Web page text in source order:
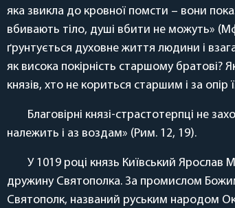
яка звикла до кровної помсти – вони
вбивають тіло, душі вбити не можуть»
ґрунтується духовне життя людини і
як висока покірність старшому
князів, хто не кориться старшим і за
Благовірні князі-страстотерпці не
належить і аз воздам» (Рим. 12, 19).
У 1019 році князь Київський Ярослав
дружину Святополка. За промислом
Святополк, названий руським народом